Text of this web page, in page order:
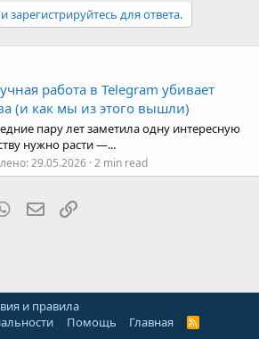
зарегистрируйтесь для ответа.
работа в Telegram убивает
(и как мы из этого вышли)
пару лет заметила одну интересную
нужно расти —...
29.05.2026 2 min read
WhatsAppЭлектронная почта
и правила
Помощь Главная
R